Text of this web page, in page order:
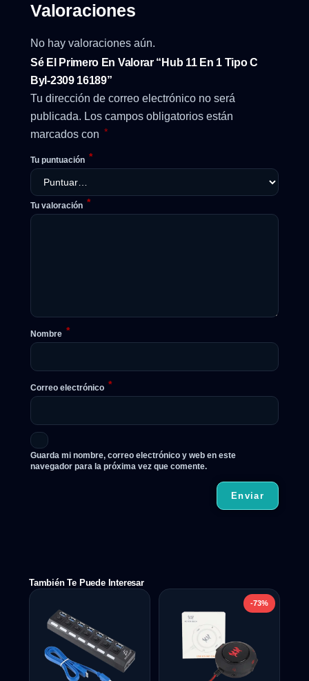
Valoraciones
No hay valoraciones aún.
Sé El Primero En Valorar “Hub 11 En 1 Tipo C
Byl-2309 16189”
Tu dirección de correo electrónico no será
publicada. Los campos obligatorios están
marcados con *
Tu puntuación *
Tu valoración *
Nombre *
Correo electrónico *
Guarda mi nombre, correo electrónico y web en este
navegador para la próxima vez que comente.
También Te Puede Interesar
-73%